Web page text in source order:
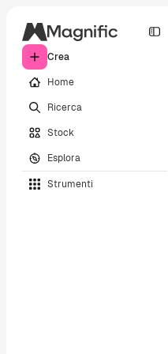
Crea
Home
Ricerca
Stock
Esplora
Strumenti